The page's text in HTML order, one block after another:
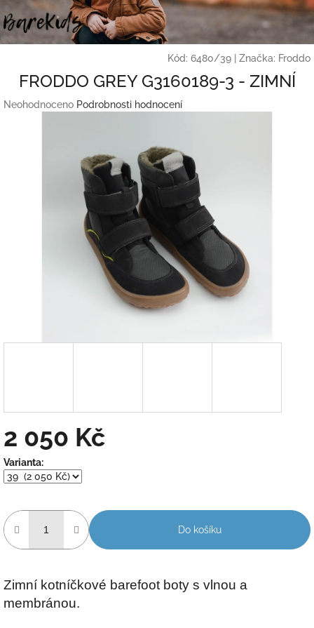
Přejít
na
obsah
Kód: 6480/39 Značka: Froddo
FRODDO GREY G3160189-3 - ZIMNÍ
Průměrné
Neohodnoceno Podrobnosti hodnocení
2 050 Kč
Měrná
cena:
Varianta:
Do košíku
Zimní kotníčkové barefoot boty s vlnou a
membránou.